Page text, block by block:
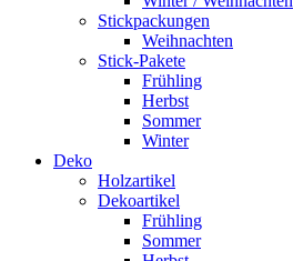
Stickpackungen
Weihnachten
Stick-Pakete
Frühling
Herbst
Sommer
Winter
Deko
Holzartikel
Dekoartikel
Frühling
Sommer